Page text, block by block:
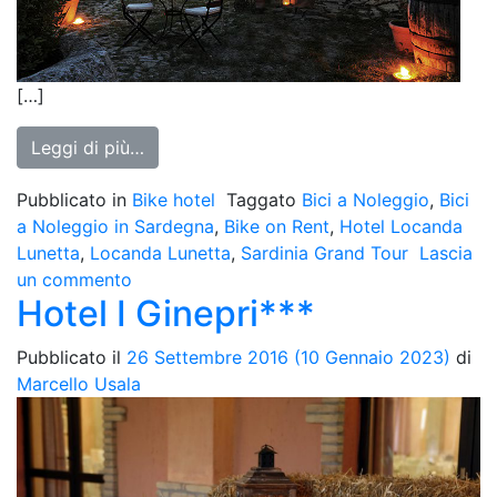
[…]
Leggi di più…
Pubblicato in Bike hotel Taggato Bici a Noleggio, Bici
a Noleggio in Sardegna, Bike on Rent, Hotel Locanda
Lunetta, Locanda Lunetta, Sardinia Grand Tour Lascia
un commento
Locanda
Lunetta***
Hotel I Ginepri***
Pubblicato il 26 Settembre 2016 (10 Gennaio 2023) di
Marcello Usala